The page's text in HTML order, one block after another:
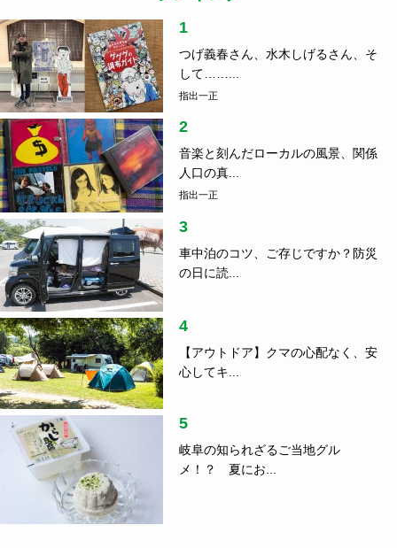
1
つげ義春さん、水木しげるさん、そ
して……...
指出一正
2
音楽と刻んだローカルの風景、関係
人口の真...
指出一正
3
車中泊のコツ、ご存じですか？防災
の日に読...
4
【アウトドア】クマの心配なく、安
心してキ...
5
岐阜の知られざるご当地グル
メ！？ 夏にお...